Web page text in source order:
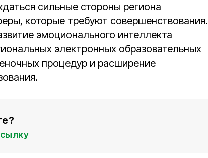
сильные стороны региона
которые требуют совершенствования.
эмоционального интеллекта
электронных образовательных
процедур и расширение